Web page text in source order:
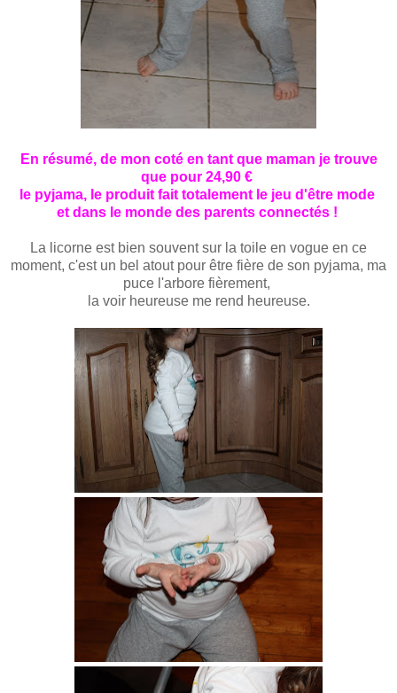
En résumé, de mon coté en tant que maman je trouve
que pour 24,90 €
le pyjama, le produit fait totalement le jeu d'être mode
et dans le monde des parents connectés !
La licorne est bien souvent sur la toile en vogue en ce
moment, c'est un bel atout pour être fière de son pyjama, ma
puce l'arbore fièrement,
la voir heureuse me rend heureuse.